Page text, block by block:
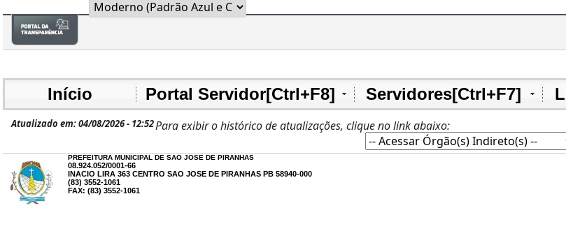
Início Portal Servidor[Ctrl+F8] Servidores[Ctrl+F7]
Para exibir o histórico de atualizações, clique no link abaixo:
Atualizado em: 04/08/2026 - 12:52
PREFEITURA MUNICIPAL DE SAO JOSE DE PIRANHAS
08.924.052/0001-66
INACIO LIRA 363 CENTRO SAO JOSE DE PIRANHAS PB 58940-000
(83) 3552-1061
FAX: (83) 3552-1061